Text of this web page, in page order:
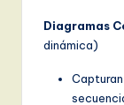
Diagramas
dinámica)